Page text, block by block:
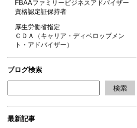
FBAAファミリービジネスアドバイザー
資格認定証保持者
厚生労働省指定
ＣＤＡ（キャリア・ディベロップメン
ト・アドバイザー）
ブログ検索
最新記事